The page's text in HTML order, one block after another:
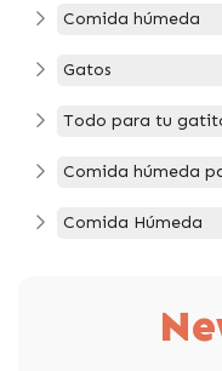
Comida húmeda
Gatos
Todo para tu
Comida húmeda
Comida Húmeda